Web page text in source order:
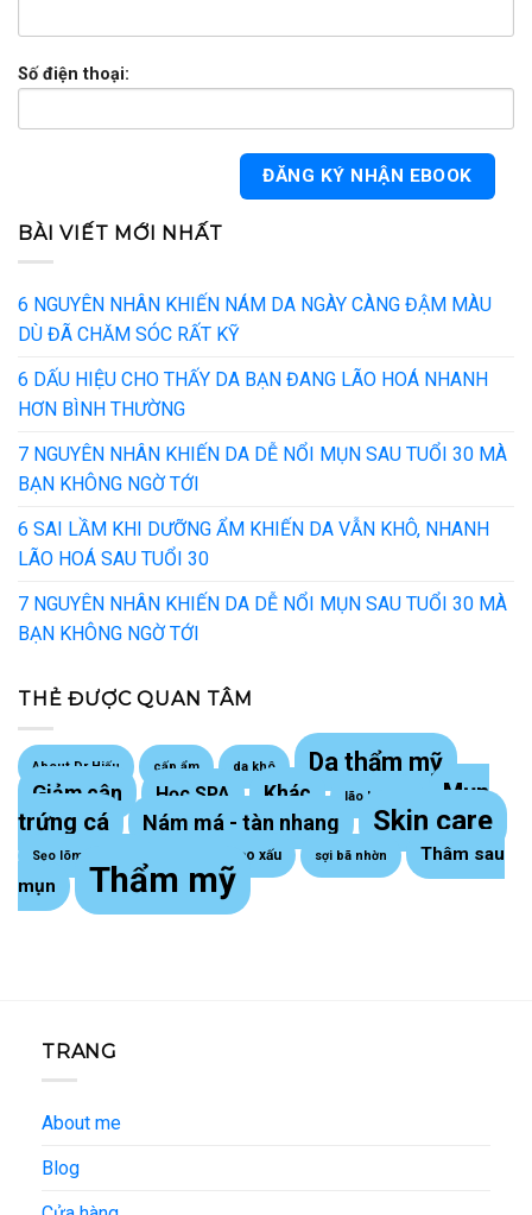
Số điện thoại:
BÀI VIẾT MỚI NHẤT
6 NGUYÊN NHÂN KHIẾN NÁM DA NGÀY CÀNG ĐẬM MÀU
DÙ ĐÃ CHĂM SÓC RẤT KỸ
6 DẤU HIỆU CHO THẤY DA BẠN ĐANG LÃO HOÁ NHANH
HƠN BÌNH THƯỜNG
7 NGUYÊN NHÂN KHIẾN DA DỄ NỔI MỤN SAU TUỔI 30 MÀ
BẠN KHÔNG NGỜ TỚI
6 SAI LẦM KHI DƯỠNG ẨM KHIẾN DA VẪN KHÔ, NHANH
LÃO HOÁ SAU TUỔI 30
7 NGUYÊN NHÂN KHIẾN DA DỄ NỔI MỤN SAU TUỔI 30 MÀ
BẠN KHÔNG NGỜ TỚI
THẺ ĐƯỢC QUAN TÂM
About Dr Hiếu cấp ẩm da khô Da thẩm mỹ
Giảm cân Học SPA Khác lão hoá da
Mụn
trứng cá
Nám má - tàn nhang Skin care
Sẹo lõm trứng cá Sẹo lồi - sẹo xấu sợi bã nhờn
Thâm sau
mụn
Thẩm mỹ
TRANG
About me
Blog